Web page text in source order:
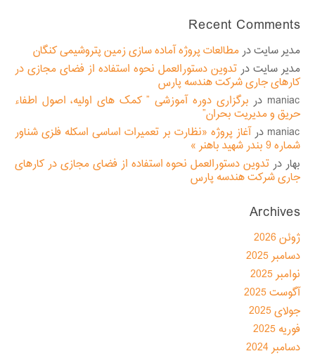
Recent Comments
مدیر سایتدر مطالعات پروژه آماده سازی زمین پتروشیمی کنگان
مدیر سایت در تدوین دستورالعمل نحوه استفاده از فضای مجازی در
کارهای جاری شرکت هندسه پارس
maniac در برگزاری دوره آموزشی ” کمک های اولیه، اصول اطفاء
حریق و مدیریت بحران”
maniac درآغاز پروژه «نظارت بر تعمیرات اساسی اسکله فلزی شناور
شماره 9 بندر شهید باهنر »
بهار در تدوین دستورالعمل نحوه استفاده از فضای مجازی در کارهای
جاری شرکت هندسه پارس
Archives
ژوئن 2026
دسامبر 2025
نوامبر 2025
آگوست 2025
جولای 2025
فوریه 2025
دسامبر 2024